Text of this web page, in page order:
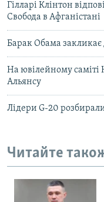
Гілларі Клінтон
Свобода в Афганістані
Барак Обама закликає
На ювілейному
Альянсу
Лідери G-20
Читайте